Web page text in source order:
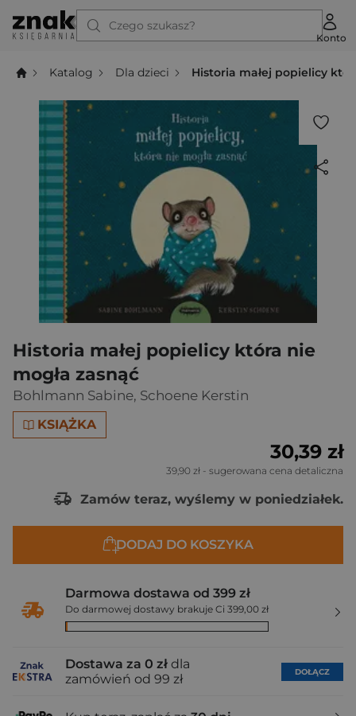
Czego szukasz?
Konto
Katalog Dla dzieci Historia małej popielicy
Historia małej popielicy która nie
mogła zasnąć
Bohlmann Sabine, Schoene Kerstin
KSIĄŻKA
30,39 zł
39,90 zł - sugerowana cena detaliczna
Zamów teraz, wyślemy w poniedziałek.
DODAJ DO KOSZYKA
Darmowa dostawa od 399 zł
Do darmowej dostawy brakuje Ci 399,00 zł
Dostawa za 0 zł dla
zamówień od 99 zł
DOŁĄCZ